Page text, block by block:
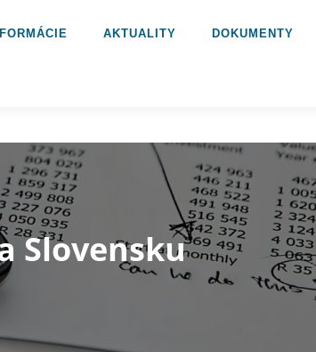
AKTUALITY DOKUMENTY
Slovensku